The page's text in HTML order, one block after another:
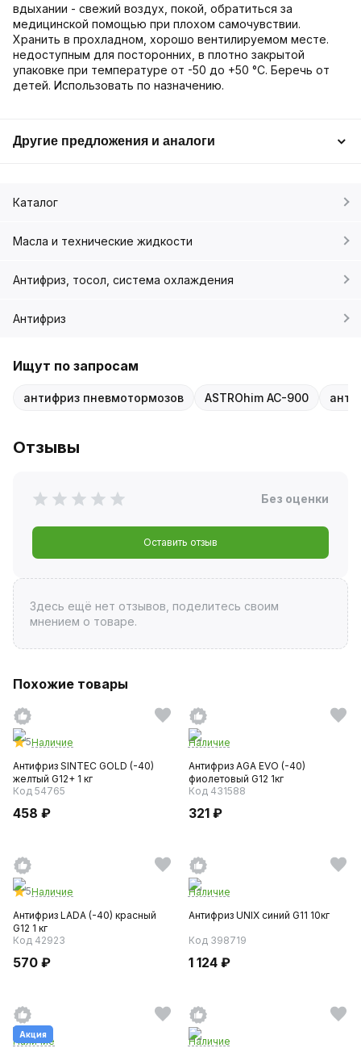
вдыхании - свежий воздух, покой, обратиться за
медицинской помощью при плохом самочувствии.
Хранить в прохладном, хорошо вентилируемом месте.
недоступным для посторонних, в плотно закрытой
упаковке при температуре от -50 до +50 °С. Беречь от
детей. Использовать по назначению.
Другие предложения и аналоги
Каталог
Масла и технические жидкости
Антифриз, тосол, система охлаждения
Антифриз
Ищут по запросам
антифриз пневмотормозов ASTROhim AC-900
Отзывы
Без оценки
Оставить отзыв
Здесь ещё нет отзывов, поделитесь своим
мнением о товаре.
Похожие товары
5Наличие
Антифриз SINTEC GOLD (-40)
желтый G12+ 1 кг
Код 54765
458 ₽
Наличие
Антифриз AGA EVO (-40)
фиолетовый G12 1кг
Код 431588
321 ₽
5Наличие
Антифриз LADA (-40) красный
G12 1 кг
Код 42923
570 ₽
Наличие
Антифриз UNIX синий G11 10кг
Код 398719
1 124 ₽
Акция
Наличие
Наличие